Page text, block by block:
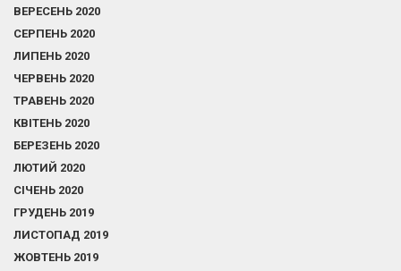
ВЕРЕСЕНЬ 2020
СЕРПЕНЬ 2020
ЛИПЕНЬ 2020
ЧЕРВЕНЬ 2020
ТРАВЕНЬ 2020
КВІТЕНЬ 2020
БЕРЕЗЕНЬ 2020
ЛЮТИЙ 2020
СІЧЕНЬ 2020
ГРУДЕНЬ 2019
ЛИСТОПАД 2019
ЖОВТЕНЬ 2019